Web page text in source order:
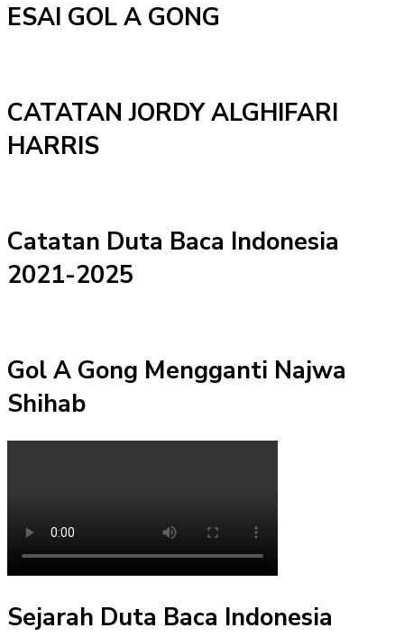
ESAI GOL A GONG
CATATAN JORDY ALGHIFARI
HARRIS
Catatan Duta Baca Indonesia
2021-2025
Gol A Gong Mengganti Najwa
Shihab
Sejarah Duta Baca Indonesia